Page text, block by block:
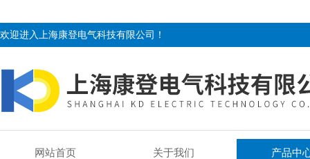
欢迎进入上海康登电气科技有限公司！
网站首页 关于我们 产品中